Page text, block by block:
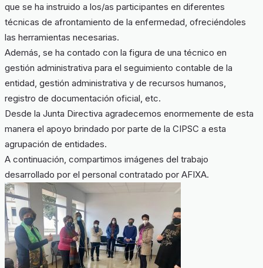
que se ha instruido a los/as participantes en diferentes
técnicas de afrontamiento de la enfermedad, ofreciéndoles
las herramientas necesarias.
Además, se ha contado con la figura de una técnico en
gestión administrativa para el seguimiento contable de la
entidad, gestión administrativa y de recursos humanos,
registro de documentación oficial, etc.
Desde la Junta Directiva agradecemos enormemente de esta
manera el apoyo brindado por parte de la CIPSC a esta
agrupación de entidades.
A continuación, compartimos imágenes del trabajo
desarrollado por el personal contratado por AFIXA.